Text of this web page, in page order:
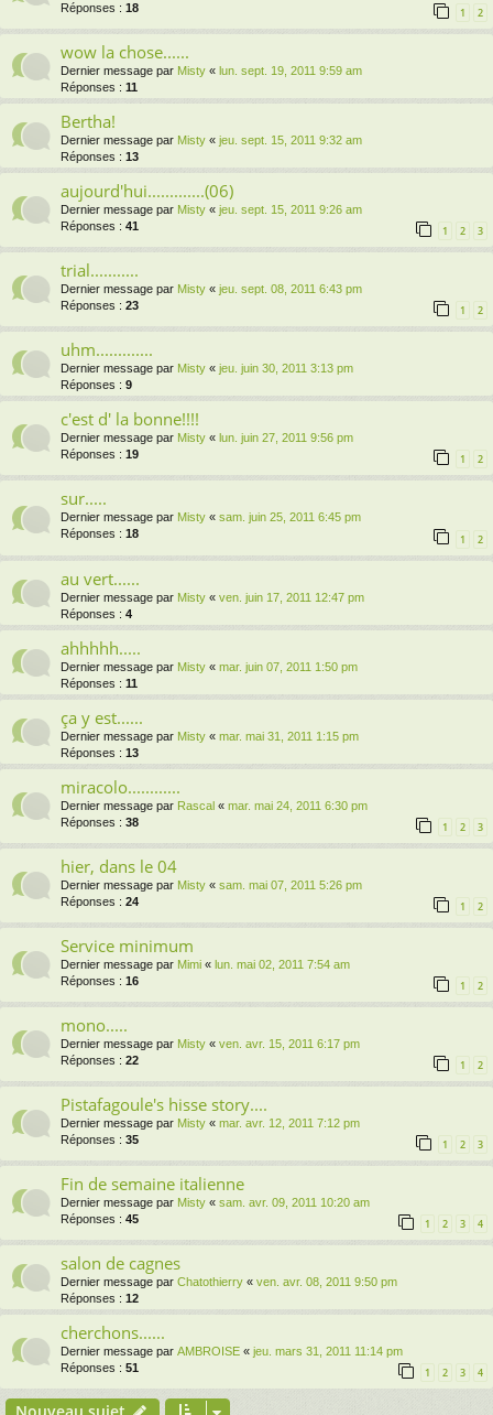
Réponses : 18 1 2
wow la chose......
Dernier message par Misty « lun. sept. 19, 2011 9:59 am
Réponses : 11
Bertha!
Dernier message par Misty « jeu. sept. 15, 2011 9:32 am
Réponses : 13
aujourd'hui.............(06)
Dernier message par Misty « jeu. sept. 15, 2011 9:26 am
Réponses : 41 1 2 3
trial...........
Dernier message par Misty « jeu. sept. 08, 2011 6:43 pm
Réponses : 23 1 2
uhm.............
Dernier message par Misty « jeu. juin 30, 2011 3:13 pm
Réponses : 9
c'est d' la bonne!!!!
Dernier message par Misty « lun. juin 27, 2011 9:56 pm
Réponses : 19 1 2
sur.....
Dernier message par Misty « sam. juin 25, 2011 6:45 pm
Réponses : 18 1 2
au vert......
Dernier message par Misty « ven. juin 17, 2011 12:47 pm
Réponses : 4
ahhhhh.....
Dernier message par Misty « mar. juin 07, 2011 1:50 pm
Réponses : 11
ça y est......
Dernier message par Misty « mar. mai 31, 2011 1:15 pm
Réponses : 13
miracolo............
Dernier message par Rascal « mar. mai 24, 2011 6:30 pm
Réponses : 38 1 2 3
hier, dans le 04
Dernier message par Misty « sam. mai 07, 2011 5:26 pm
Réponses : 24 1 2
Service minimum
Dernier message par Mimi « lun. mai 02, 2011 7:54 am
Réponses : 16 1 2
mono.....
Dernier message par Misty « ven. avr. 15, 2011 6:17 pm
Réponses : 22 1 2
Pistafagoule's hisse story....
Dernier message par Misty « mar. avr. 12, 2011 7:12 pm
Réponses : 35 1 2 3
Fin de semaine italienne
Dernier message par Misty « sam. avr. 09, 2011 10:20 am
Réponses : 45 1 2 3 4
salon de cagnes
Dernier message par Chatothierry « ven. avr. 08, 2011 9:50 pm
Réponses : 12
cherchons......
Dernier message par AMBROISE « jeu. mars 31, 2011 11:14 pm
Réponses : 51 1 2 3 4